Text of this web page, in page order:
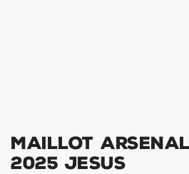
Maillot Arsenal
2025 Jesus